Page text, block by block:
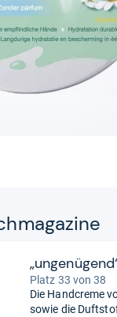
Platz 33 von 38
Die Handcreme
sowie die